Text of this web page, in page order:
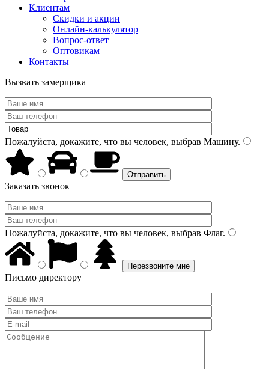
Клиентам
Скидки и акции
Онлайн-калькулятор
Вопрос-ответ
Оптовикам
Контакты
Вызвать замерщика
Пожалуйста, докажите, что вы человек, выбрав Машину.
Заказать звонок
Пожалуйста, докажите, что вы человек, выбрав Флаг.
Письмо директору